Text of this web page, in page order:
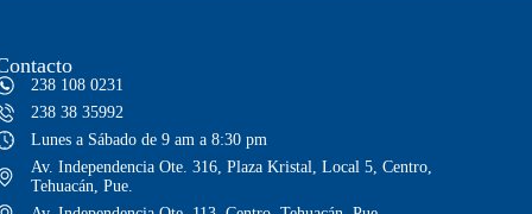
238 108 0231
238 38 35992
Lunes a Sábado de 9 am a 8:30 pm
Av. Independencia Ote. 316, Plaza Kristal, Local 5, Centro,
Tehuacán, Pue.